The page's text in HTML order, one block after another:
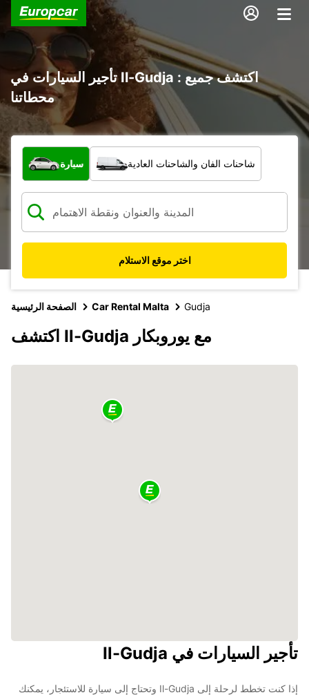
تأجير السيارات في Il-Gudja : اكتشف جميع
محطاتنا
ما نوع المركبة؟
سيارة شاحنات الفان والشاحنات العادية
اختر موقع الاستلام
الصفحة الرئيسية Car Rental Malta Gudja
اكتشف Il-Gudja مع يوروبكار
تأجير السيارات في Il-Gudja
إذا كنت تخطط لرحلة إلى Il-Gudja وتحتاج إلى سيارة للاستئجار، يمكنك